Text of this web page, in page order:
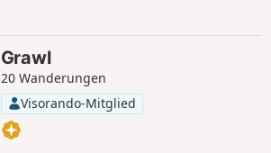
Grawl
20 Wanderungen
Visorando-Mitglied